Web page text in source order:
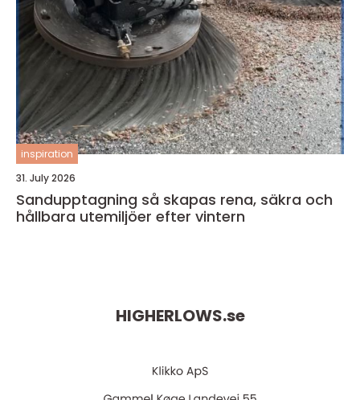
inspiration
31. July 2026
Sandupptagning så skapas rena, säkra och
hållbara utemiljöer efter vintern
HIGHERLOWS.se